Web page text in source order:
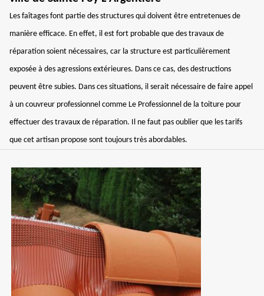
Les faîtages font partie des structures qui doivent être entretenues de
manière efficace. En effet, il est fort probable que des travaux de
réparation soient nécessaires, car la structure est particulièrement
exposée à des agressions extérieures. Dans ce cas, des destructions
peuvent être subies. Dans ces situations, il serait nécessaire de faire appel
à un couvreur professionnel comme Le Professionnel de la toiture pour
effectuer des travaux de réparation. Il ne faut pas oublier que les tarifs
que cet artisan propose sont toujours très abordables.